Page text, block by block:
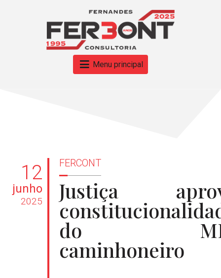
Menu principal
12
junho
2025
FERCONT
Justiça
do
caminhoneiro